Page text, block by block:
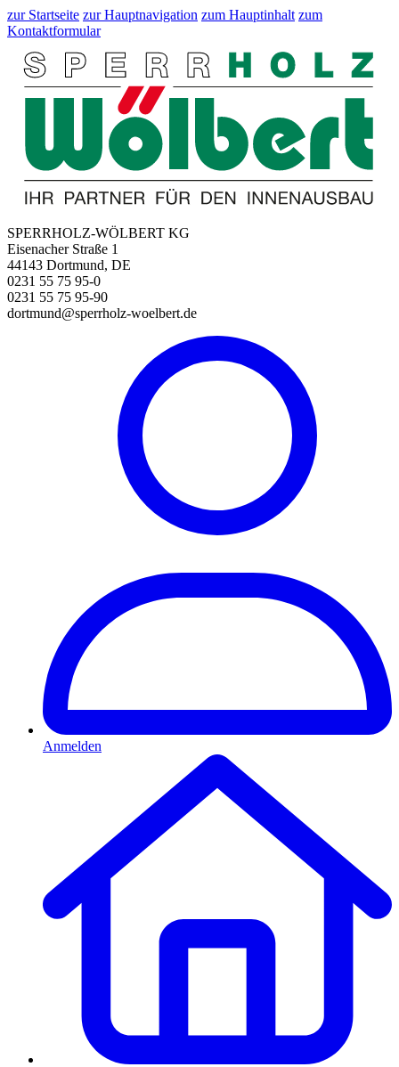
zur Startseite zur Hauptnavigation zum Hauptinhalt zum
Kontaktformular
SPERRHOLZ-WÖLBERT KG
Eisenacher Straße 1
44143 Dortmund, DE
0231 55 75 95-0
0231 55 75 95-90
dortmund@sperrholz-woelbert.de
Anmelden